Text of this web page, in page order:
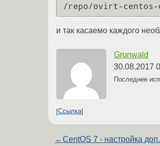
и так касаемо каждого
Grunwald
30.08.2017
Последнее
Ссылка
←CentOS 7 - настройка